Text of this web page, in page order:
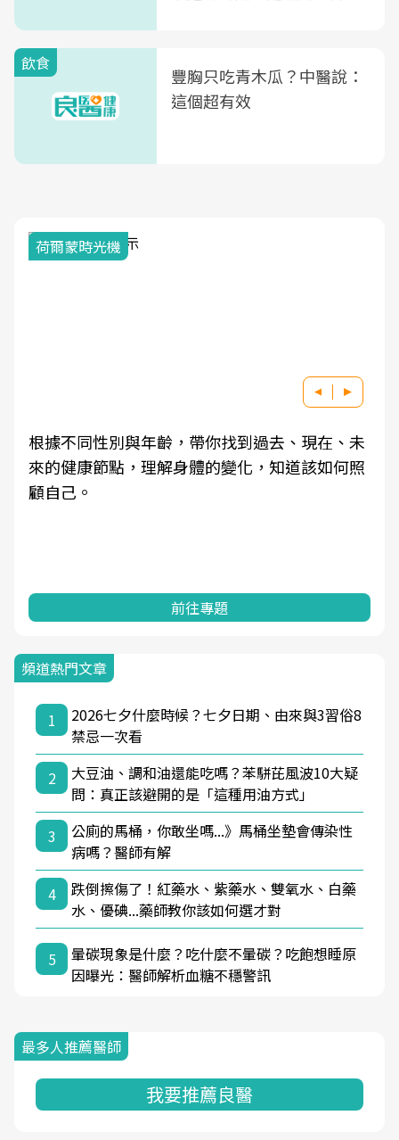
飲食
豐胸只吃青木瓜？中醫說：
這個超有效
荷爾蒙時光機
根據不同性別與年齡，帶你找到過去、現在、未
來的健康節點，理解身體的變化，知道該如何照
顧自己。
前往專題
頻道熱門文章
1
2026七夕什麼時候？七夕日期、由來與3習俗8
禁忌一次看
2
大豆油、調和油還能吃嗎？苯駢芘風波10大疑
問：真正該避開的是「這種用油方式」
3
公廁的馬桶，你敢坐嗎...》馬桶坐墊會傳染性
病嗎？醫師有解
4
跌倒擦傷了！紅藥水、紫藥水、雙氧水、白藥
水、優碘...藥師教你該如何選才對
5
暈碳現象是什麼？吃什麼不暈碳？吃飽想睡原
因曝光：醫師解析血糖不穩警訊
最多人推薦醫師
我要推薦良醫